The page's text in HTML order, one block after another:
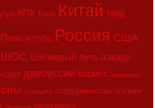
КПК Кино Китай МИД
Пояс и путь Россия США
ШОС Шёлковый путь азиада
двесессии космос медицина
синьцзян сотрудничество спутник